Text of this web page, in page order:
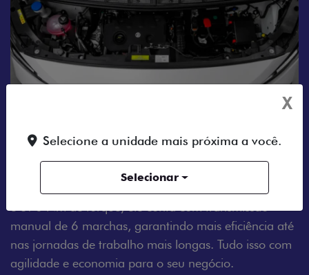
MOTOR A DIESEL
Tenha um dia a dia sem estresse com o Fiat Scudo.
Equipado com um motor 2.2 Turbo Diesel de 150 cv
manual de 6 marchas, garantindo mais eficiência até
nas jornadas de trabalho mais longas. Tudo isso com
agilidade e economia para o seu negócio.
X
Selecione a unidade mais próxima a você.
Selecionar